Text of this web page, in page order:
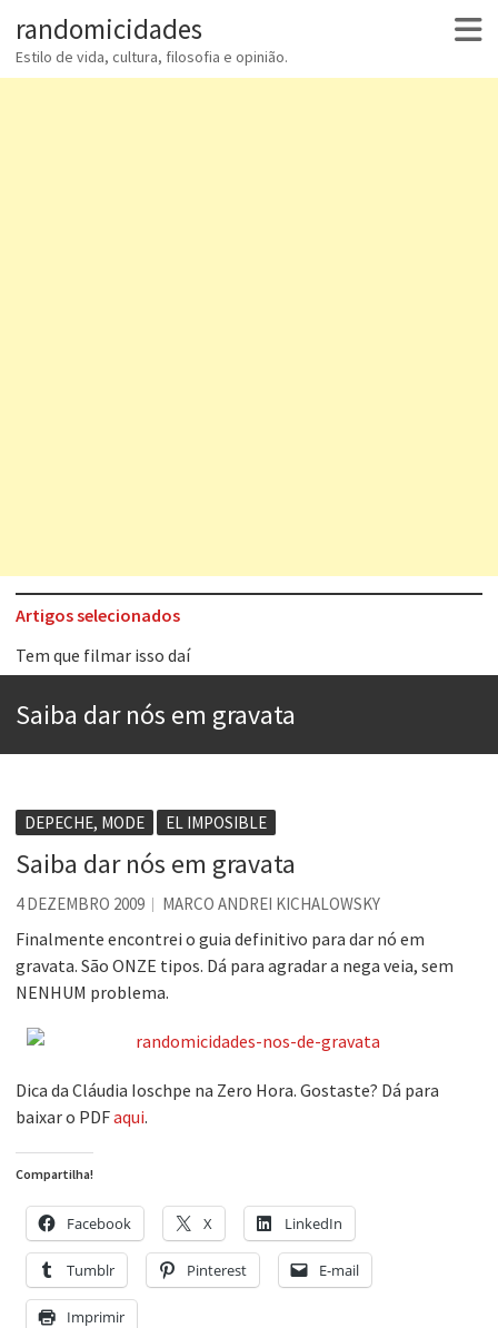
randomicidades
Estilo de vida, cultura, filosofia e opinião.
Artigos selecionados
Tem que filmar isso daí
Aprender a fracassar é o segredo do sucesso
Esse tal de Rock Gaúcho
Os causos de Jorge Luis Borges
Voto obrigatório é correto?
Se queres salvar o mundo, o veganismo não é a resposta
Saiba dar nós em gravata
DEPECHE, MODE EL IMPOSIBLE
Saiba dar nós em gravata
4 DEZEMBRO 2009 MARCO ANDREI KICHALOWSKY
Finalmente encontrei o guia definitivo para dar nó em
gravata. São ONZE tipos. Dá para agradar a nega veia, sem
NENHUM problema.
Dica da Cláudia Ioschpe na Zero Hora. Gostaste? Dá para
baixar o PDFaqui.
Compartilha!
Facebook X LinkedIn
Tumblr Pinterest E-mail
Imprimir